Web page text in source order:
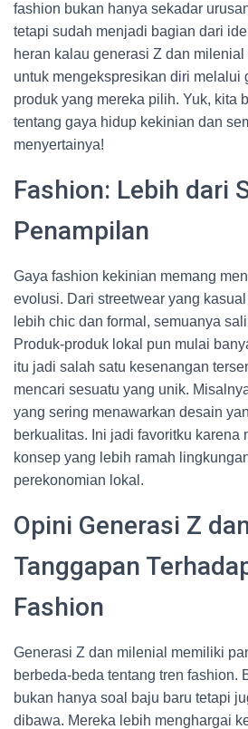
fashion bukan hanya sekadar
tetapi sudah menjadi bagian dari
heran kalau generasi Z dan
untuk mengekspresikan diri melalui
produk yang mereka pilih. Yuk, kita
tentang gaya hidup kekinian dan
menyertainya!
Fashion: Lebih dari
Penampilan
Gaya fashion kekinian memang
evolusi. Dari streetwear yang
lebih chic dan formal, semuanya
Produk-produk lokal pun mulai
itu jadi salah satu kesenangan
mencari sesuatu yang unik.
yang sering menawarkan desain
berkualitas. Ini jadi favoritku karena
konsep yang lebih ramah
perekonomian lokal.
Opini Generasi Z
Tanggapan
Fashion
Generasi Z dan milenial memiliki
berbeda-beda tentang tren fashion.
bukan hanya soal baju baru tetapi
dibawa. Mereka lebih menghargai